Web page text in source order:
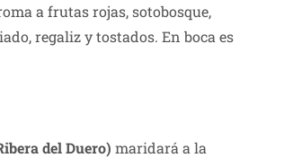
a frutas rojas, sotobosque,
regaliz y tostados. En boca es
del Duero) maridará a la